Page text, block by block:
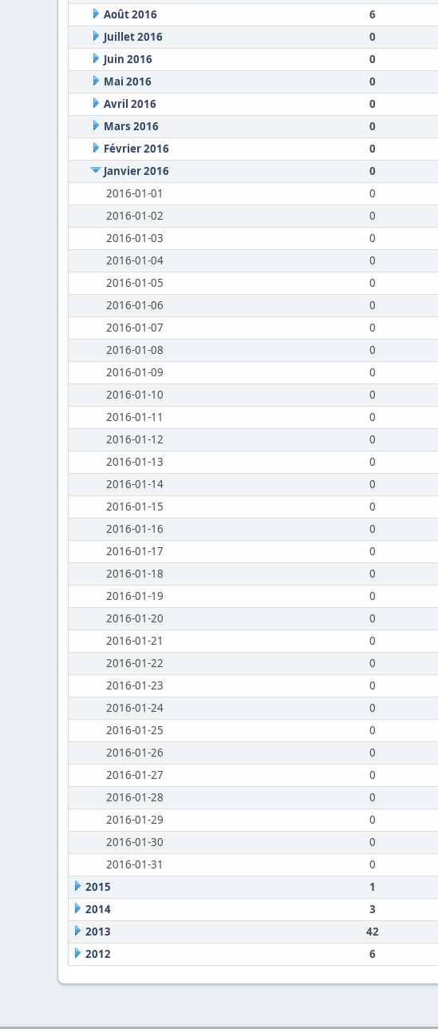
Août 2016
6
Juillet 2016
0
Juin 2016
0
Mai 2016
0
Avril 2016
0
Mars 2016
0
Février 2016
0
Janvier 2016
0
2016-01-01
0
2016-01-02
0
2016-01-03
0
2016-01-04
0
2016-01-05
0
2016-01-06
0
2016-01-07
0
2016-01-08
0
2016-01-09
0
2016-01-10
0
2016-01-11
0
2016-01-12
0
2016-01-13
0
2016-01-14
0
2016-01-15
0
2016-01-16
0
2016-01-17
0
2016-01-18
0
2016-01-19
0
2016-01-20
0
2016-01-21
0
2016-01-22
0
2016-01-23
0
2016-01-24
0
2016-01-25
0
2016-01-26
0
2016-01-27
0
2016-01-28
0
2016-01-29
0
2016-01-30
0
2016-01-31
0
2015
1
2014
3
2013
42
2012
6